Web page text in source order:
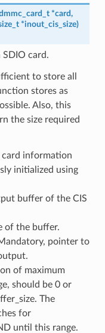
*card,
*inout_cis_size)
card.
to store all
stores as
Also, this
the size required
information
initialized using
buffer of the CIS
of the buffer.
pointer to
of maximum
should be 0 or
The
for
until this range.